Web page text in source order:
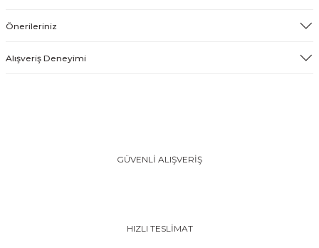
Önerileriniz
Alışveriş Deneyimi
GÜVENLİ ALIŞVERİŞ
HIZLI TESLİMAT